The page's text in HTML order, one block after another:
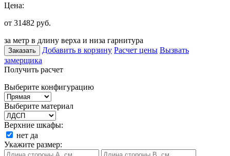
Цена:
от 31482 руб.
за метр в длину верха и низа гарнитура
Заказать Добавить в корзину Расчет цены Вызвать
замерщика
Получить расчет
Выберите конфигурацию
Выберите материал
Верхние шкафы:
нет да
Укажите размер: